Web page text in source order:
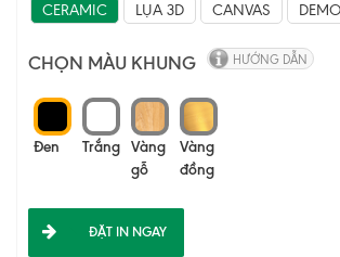
CERAMIC LỤA 3D CANVAS
CHỌN MÀU KHUNG HƯỚNG DẪN
Đen Trắng Vàng
gỗ
Vàng
đồng
ĐẶT IN NGAY